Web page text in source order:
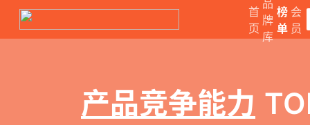
首
页
品
牌
库
榜
单
会
员
产品竞争能力